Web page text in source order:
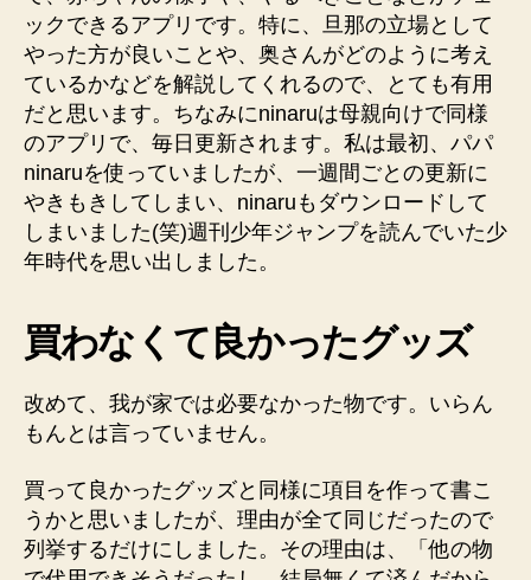
ックできるアプリです。特に、旦那の立場として
やった方が良いことや、奥さんがどのように考え
ているかなどを解説してくれるので、とても有用
だと思います。ちなみにninaruは母親向けで同様
のアプリで、毎日更新されます。私は最初、パパ
ninaruを使っていましたが、一週間ごとの更新に
やきもきしてしまい、ninaruもダウンロードして
しまいました(笑)週刊少年ジャンプを読んでいた少
年時代を思い出しました。
買わなくて良かったグッズ
改めて、我が家では必要なかった物です。いらん
もんとは言っていません。
買って良かったグッズと同様に項目を作って書こ
うかと思いましたが、理由が全て同じだったので
列挙するだけにしました。その理由は、「他の物